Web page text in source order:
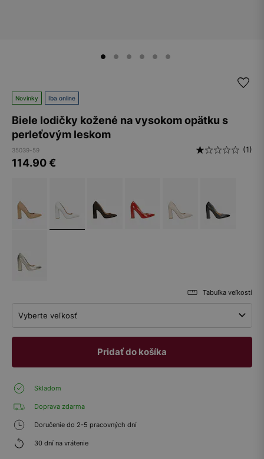
Novinky Iba online
Biele lodičky kožené na vysokom opätku s
perleťovým leskom
35039-59 (1)
114.90€
Tabuľka veľkostí
Vyberte veľkosť
Pridať do košíka
Skladom
Doprava zdarma
Doručenie do 2-5 pracovných dní
30 dní na vrátenie